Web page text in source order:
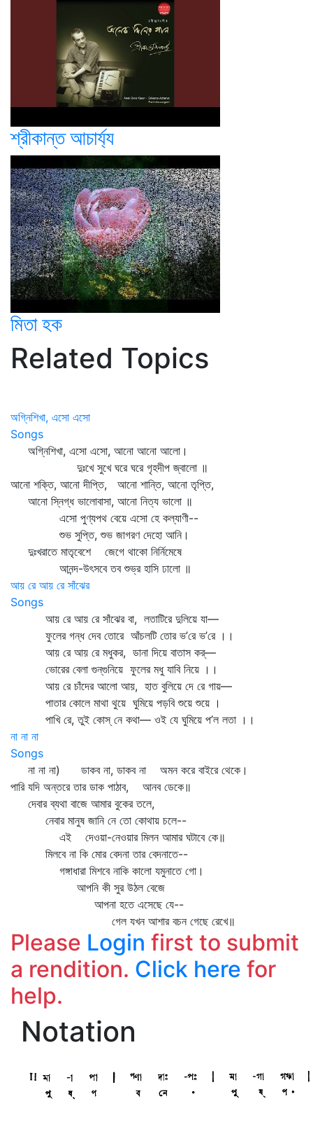
শ্রীকান্ত আচার্য্য
মিতা হক
Related Topics
অগ্নিশিখা, এসো এসো
Songs
অগ্নিশিখা, এসো এসো, আনো আনো আলো।
দুঃখে সুখে ঘরে ঘরে গৃহদীপ জ্বালো ॥
আনো শক্তি, আনো দীপ্তি, আনো শান্তি, আনো তৃপ্তি,
আনো স্নিগ্ধ ভালোবাসা, আনো নিত্য ভালো ॥
এসো পুণ্যপথ বেয়ে এসো হে কল্যাণী--
শুভ সুপ্তি, শুভ জাগরণ দেহো আনি।
দুঃখরাতে মাতৃবেশে জেগে থাকো নির্নিমেষে
আনন্দ-উৎসবে তব শুভ্র হাসি ঢালো ॥
আয় রে আয় রে সাঁঝের
Songs
আয় রে আয় রে সাঁঝের বা, লতাটিরে দুলিয়ে যা—
ফুলের গন্ধ দেব তোরে আঁচলটি তোর ভ’রে ভ’রে ।।
আয় রে আয় রে মধুকর, ডানা দিয়ে বাতাস কর্—
ভোরের বেলা গুন্‌গুনিয়ে ফুলের মধু যাবি নিয়ে ।।
আয় রে চাঁদের আলো আয়, হাত বুলিয়ে দে রে গায়—
পাতার কোলে মাথা থুয়ে ঘুমিয়ে পড়বি শুয়ে শুয়ে ।
পাখি রে, তুই কোস্‌ নে কথা— ওই যে ঘুমিয়ে প’ল লতা ।।
না না না
Songs
না না না) ডাকব না, ডাকব না অমন করে বাইরে থেকে।
পারি যদি অন্তরে তার ডাক পাঠাব, আনব ডেকে॥
দেবার ব্যথা বাজে আমার বুকের তলে,
নেবার মানুষ জানি নে তো কোথায় চলে--
এই দেওয়া-নেওয়ার মিলন আমার ঘটাবে কে॥
মিলবে না কি মোর বেদনা তার বেদনাতে--
গঙ্গাধারা মিশবে নাকি কালো যমুনাতে গো।
আপনি কী সুর উঠল বেজে
আপনা হতে এসেছে যে--
গেল যখন আশার বচন গেছে রেখে॥
Please Login first to submit
a rendition. Click here for
help.
Notation